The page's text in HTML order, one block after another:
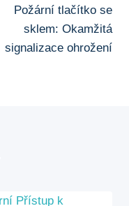
Požární tlačítko se
sklem: Okamžitá
signalizace ohrožení